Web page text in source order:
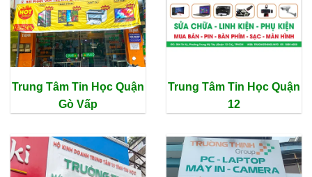
Trung Tâm Tin Học Quận
Gò Vấp
Trung Tâm Tin Học Quận
12